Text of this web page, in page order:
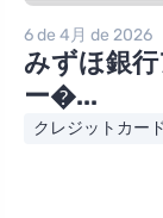
6 de 4月 de 2026
みずほ銀
ー�...
クレジットカード